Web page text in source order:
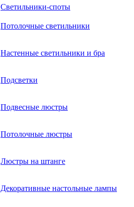
Светильники-споты
Потолочные светильники
Настенные светильники и бра
Подсветки
Подвесные люстры
Потолочные люстры
Люстры на штанге
Декоративные настольные лампы